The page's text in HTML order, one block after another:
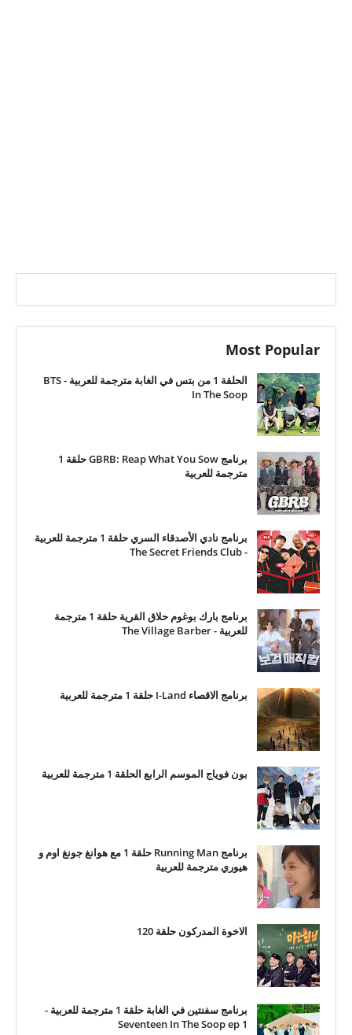
Most Popular
الحلقة 1 من بتس في الغابة مترجمة للعربية - BTS
In The Soop
برنامج GBRB: Reap What You Sow حلقة 1
مترجمة للعربية
برنامج نادي الأصدقاء السري حلقة 1 مترجمة للعربية
- The Secret Friends Club
برنامج بارك بوغوم حلاق القرية حلقة 1 مترجمة
للعربية - The Village Barber
برنامج الاقصاء I-Land حلقة 1 مترجمة للعربية
بون فوياج الموسم الرابع الحلقة 1 مترجمة للعربية
برنامج Running Man حلقة 1 مع هوانغ جونغ اوم و
هيوري مترجمة للعربية
الاخوة المدركون حلقة 120
برنامج سفنتين في الغابة حلقة 1 مترجمة للعربية -
Seventeen In The Soop ep 1